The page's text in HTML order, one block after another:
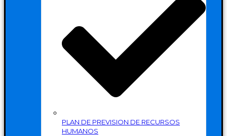
PLAN DE PREVISION DE RECURSOS
HUMANOS